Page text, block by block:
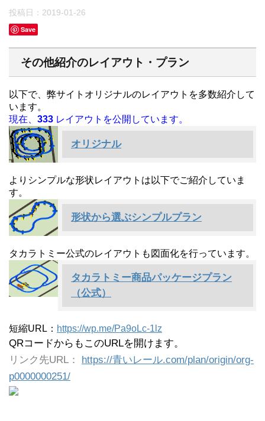
投稿日： 2019-01-26
Save
その他紹介のレイアウト・プラン
以下で、弊サイトオリジナルのレイアウトを多数紹介して
います。
現在、 333 レイアウトを公開しています。
オリジナル
よりシンプルな形状レイアウトは以下でご紹介していま
す。
形状から選ぶシンプルプラン
タカラトミー公式のレイアウトも図面化を行っています。
タカラトミー商品パッケージプラン
（公式）
短縮URL： https://wp.me/Pa9oLc-1lz
QRコードからもこのURLを開けます。
リンク先URL： https://青いレール.com/plan/origin/org-
p0000000251/